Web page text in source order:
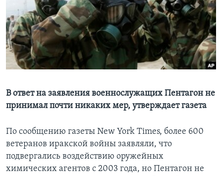
Learning English
СОЦИАЛЬНЫЕ СЕТИ
Языки
В ответ на заявления военнослужащих Пентагон не
принимал почти никаких мер, утверждает газета
По сообщению газеты New York Times, более 600
ветеранов иракской войны заявляли, что
подвергались воздействию оружейных
химических агентов с 2003 года, но Пентагон не